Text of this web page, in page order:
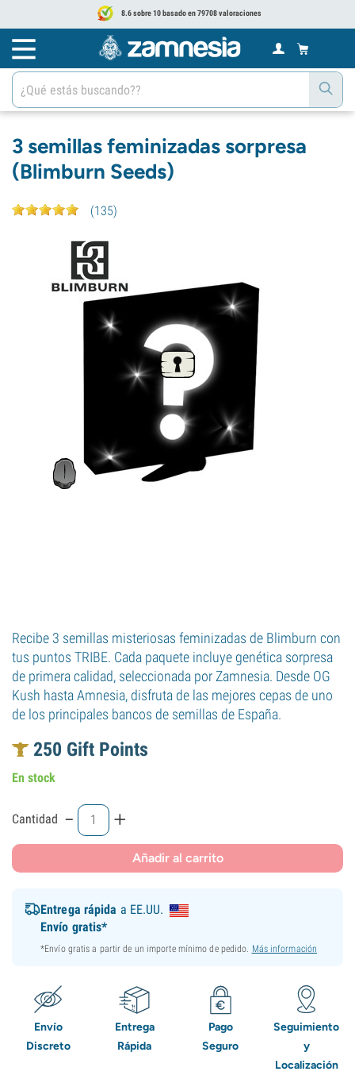
8.6 sobre 10 basado en 79708 valoraciones
3 semillas feminizadas sorpresa
(Blimburn Seeds)
(135)
Recibe 3 semillas misteriosas feminizadas de Blimburn con
tus puntos TRIBE. Cada paquete incluye genética sorpresa
de primera calidad, seleccionada por Zamnesia. Desde OG
Kush hasta Amnesia, disfruta de las mejores cepas de uno
de los principales bancos de semillas de España.
250 Gift Points
En stock
Cantidad - +
Añadir al carrito
Entrega rápida a EE.UU.
Envío gratis*
*Envío gratis a partir de un importe mínimo de pedido. Más información
Envío
Discreto
Entrega
Rápida
Pago
Seguro
Seguimiento
y
Localización